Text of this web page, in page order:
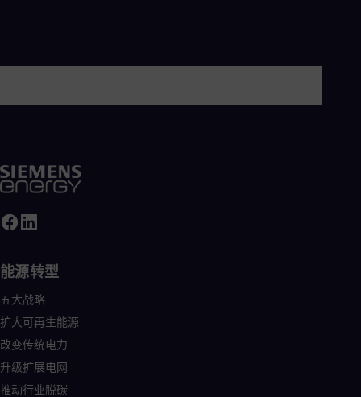
能源转型
五大战略
扩大可再生能源
改变传统电力
升级扩展电网
推动行业脱碳